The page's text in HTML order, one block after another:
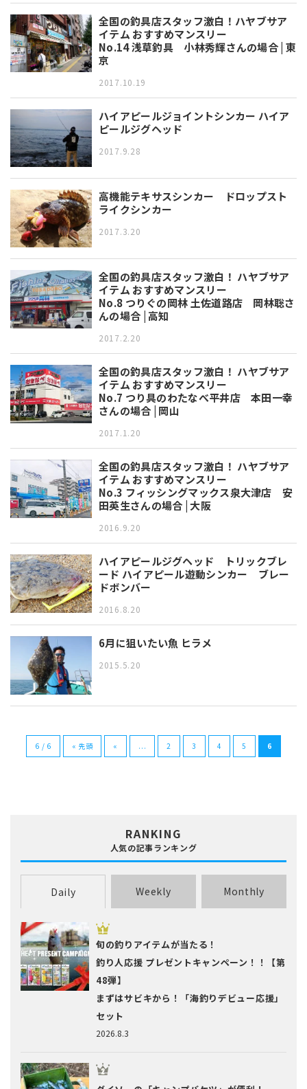
全国の釣具店スタッフ激白！ハヤブサア
イテム おすすめマンスリー
No.14 浅草釣具 小林秀輝さんの場合 | 東
京
2017.10.19
ハイアピールジョイントシンカー ハイア
ピールジグヘッド
2017.9.28
高機能テキサスシンカー ドロップスト
ライクシンカー
2017.3.20
全国の釣具店スタッフ激白！ ハヤブサア
イテム おすすめマンスリー
No.8 つりぐの岡林 土佐道路店 岡林聡さ
んの場合 | 高知
2017.2.20
全国の釣具店スタッフ激白！ ハヤブサア
イテム おすすめマンスリー
No.7 つり具のわたなべ平井店 本田一幸
さんの場合 | 岡山
2017.1.20
全国の釣具店スタッフ激白！ ハヤブサア
イテム おすすめマンスリー
No.3 フィッシングマックス泉大津店 安
田英生さんの場合 | 大阪
2016.9.20
ハイアピールジグヘッド トリックブレ
ード ハイアピール遊動シンカー ブレー
ドボンバー
2016.8.20
6月に狙いたい魚 ヒラメ
2015.5.20
6 / 6 « 先頭 « ... 2 3 4 5 6
RANKING
人気の記事ランキング
Daily Weekly Monthly
2026.8.3
旬の釣りアイテムが当たる！
釣り人応援 プレゼントキャンペーン！！【第
48弾】
まずはサビキから！「海釣りデビュー応援」
セット